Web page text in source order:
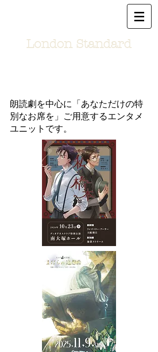
London Standard
朗読劇を中心に「あなただけの特
別なお席を」ご用意するエンタメ
ユニットです。